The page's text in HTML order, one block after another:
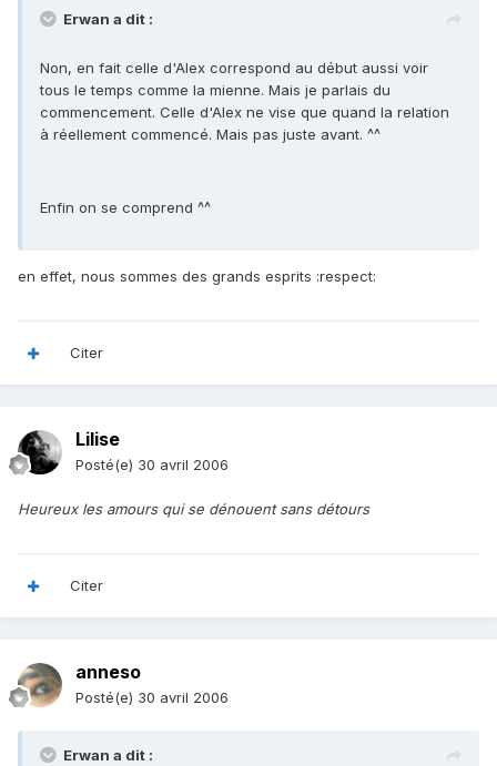
Erwan a dit :
Non, en fait celle d'Alex correspond au début aussi voir
tous le temps comme la mienne. Mais je parlais du
commencement. Celle d'Alex ne vise que quand la relation
à réellement commencé. Mais pas juste avant. ^^
Enfin on se comprend ^^
en effet, nous sommes des grands esprits :respect:
Citer
Lilise
Posté(e) 30 avril 2006
Heureux les amours qui se dénouent sans détours
Citer
anneso
Posté(e) 30 avril 2006
Erwan a dit :